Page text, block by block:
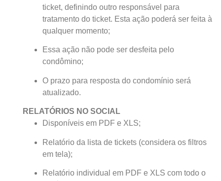
ticket, definindo outro responsável para
tratamento do ticket. Esta ação poderá ser feita à
qualquer momento;
Essa ação não pode ser desfeita pelo
condômino;
O prazo para resposta do condomínio será
atualizado.
RELATÓRIOS NO SOCIAL
Disponíveis em PDF e XLS;
Relatório da lista de tickets (considera os filtros
em tela);
Relatório individual em PDF e XLS com todo o